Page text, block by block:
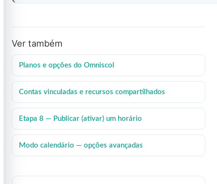
Ver também
Planos e opções do Omniscol
Contas vinculadas e recursos compartilhados
Etapa 8 — Publicar (ativar) um horário
Modo calendário — opções avançadas